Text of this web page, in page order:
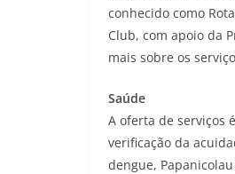
conhecido como
Club, com apoio da
mais sobre os
Saúde
A oferta de serviços
verificação da
dengue,